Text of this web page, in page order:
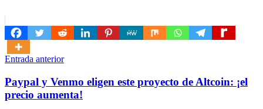
Navegación
de
entradas
Entrada anterior
Paypal y Venmo eligen este proyecto de Altcoin: ¡el
precio aumenta!